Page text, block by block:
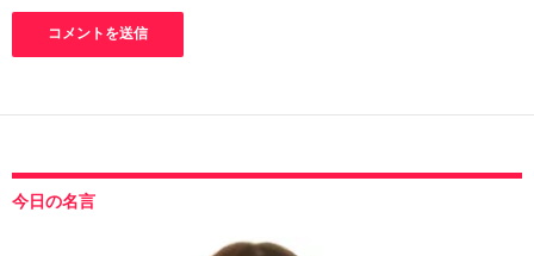
今日の名言